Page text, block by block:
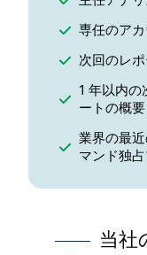
専任のア
次回のレ
1 年以内
ートの概要
業界の最
マンド独
当社